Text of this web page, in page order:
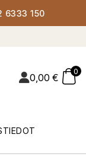
6333 150
0,00 €
0